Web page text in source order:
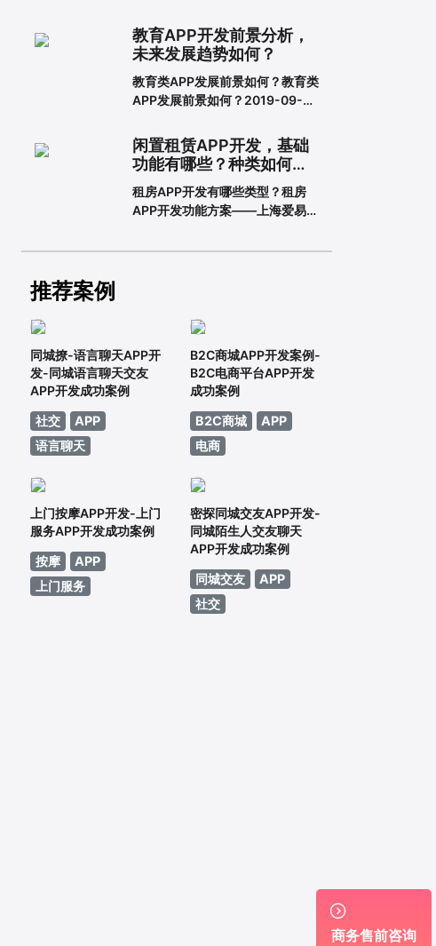
者的
可能并不陌生，但是对于很多没有
接触过这个板块的人来说，就比较
难理解了。其实，APP开发的流程
并不复杂，接下来就带大家一起看
一下一套完整的APP开发流程包含
0
教育APP开发前景分析，
未来发展趋势如何？
教育类APP发展前景如何？教育类
APP发展前景如何？2019-09-
构搭建的一个智能化、个性化、信
息化的网络展示平台。在线教育春
天真的来了吗？据调查，截至
2018年6月，我国网民规模达
8.02亿，普及率57.7%。其中，手
闲置租赁APP开发，基础
功能有哪些？种类如何划
分？
租房APP开发有哪些类型？租房
APP开发功能方案——上海爱易租
开发的功能方案adinnet/2021-
生。从衣服、玩具到数码家电，再
推荐案例
同城撩-语言聊天APP开
发-同城语言聊天交友
APP开发成功案例
社交
APP
语言聊天
B2C商城APP开发案例-
B2C电商平台APP开发
成功案例
B2C商城
APP
电商
上门按摩APP开发-上门
服务APP开发成功案例
按摩
APP
上门服务
密探同城交友APP开发-
同城陌生人交友聊天
APP开发成功案例
同城交友
APP
社交

商务售前咨询
×